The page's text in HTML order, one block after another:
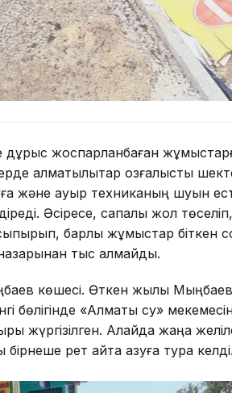
дұрыс жоспарланбаған
алматылықтар қозғалысты
және ауыр техниканың шуын
Әсіресе, сапалы жол
барлық жұмыстар біткен
тыс қалмайды.
көшесі. Өткен жылы
бөлігінде «Алматы су»
жүргізілген. Алайда жаңа
рет қайта қазуға тура келді.